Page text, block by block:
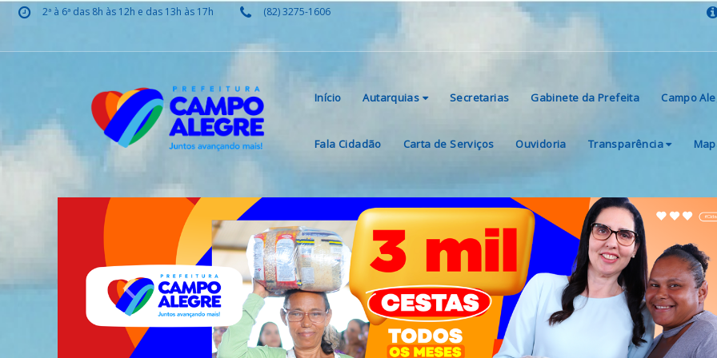
2ª à 6ª das 8h às 12h e das 13h às 17h (82) 3275-1606
Início Autarquias Secretarias Gabinete da Prefeita Campo
Fala Cidadão Carta de Serviços Ouvidoria Transparência
Previous